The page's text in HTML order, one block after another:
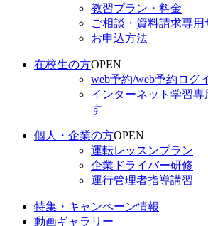
教習プラン・料金
ご相談・資料請求専用
お申込方法
在校生の方OPEN
web予約/web予約ログ
インターネット学習専
す
個人・企業の方OPEN
運転レッスンプラン
企業ドライバー研修
運行管理者指導講習
特集・キャンペーン情報
動画ギャラリー